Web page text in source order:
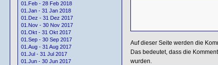
01.Feb - 28 Feb 2018
01.Jan - 31 Jan 2018
01.Dez - 31 Dez 2017
01.Nov - 30 Nov 2017
01.Okt - 31 Okt 2017
01.Sep - 30 Sep 2017
01.Aug - 31 Aug 2017
01.Jul - 31 Jul 2017
01.Jun - 30 Jun 2017
Auf dieser Seite werden die
Das bedeutet, dass die
wurden.